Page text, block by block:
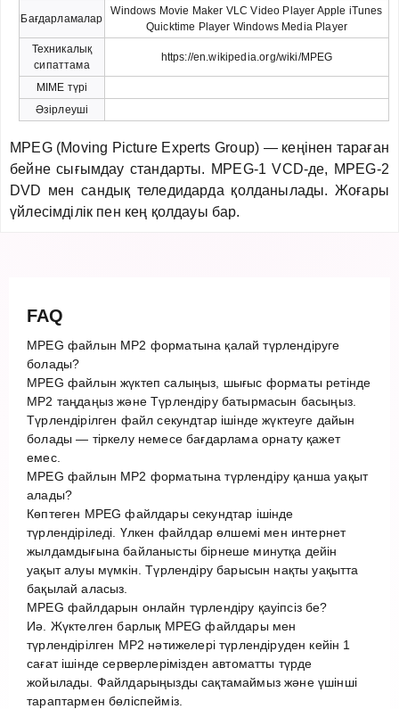
Бағдарламалар
Windows Movie Maker VLC Video Player Apple iTunes
Quicktime Player Windows Media Player
Техникалық
сипаттама
https://en.wikipedia.org/wiki/MPEG
MIME түрі
Әзірлеуші
MPEG (Moving Picture Experts Group) — кеңінен тараған
бейне сығымдау стандарты. MPEG-1 VCD-де, MPEG-2
DVD мен сандық теледидарда қолданылады. Жоғары
үйлесімділік пен кең қолдауы бар.
FAQ
MPEG файлын MP2 форматына қалай түрлендіруге
болады?
MPEG файлын жүктеп салыңыз, шығыс форматы ретінде
MP2 таңдаңыз және Түрлендіру батырмасын басыңыз.
Түрлендірілген файл секундтар ішінде жүктеуге дайын
болады — тіркелу немесе бағдарлама орнату қажет
емес.
MPEG файлын MP2 форматына түрлендіру қанша уақыт
алады?
Көптеген MPEG файлдары секундтар ішінде
түрлендіріледі. Үлкен файлдар өлшемі мен интернет
жылдамдығына байланысты бірнеше минутқа дейін
уақыт алуы мүмкін. Түрлендіру барысын нақты уақытта
бақылай аласыз.
MPEG файлдарын онлайн түрлендіру қауіпсіз бе?
Иә. Жүктелген барлық MPEG файлдары мен
түрлендірілген MP2 нәтижелері түрлендіруден кейін 1
сағат ішінде серверлерімізден автоматты түрде
жойылады. Файлдарыңызды сақтамаймыз және үшінші
тараптармен бөліспейміз.